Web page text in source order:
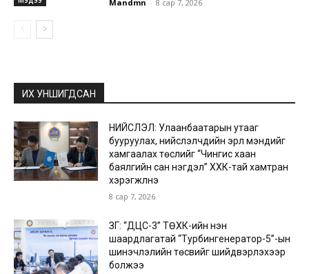
Mandmn - 8 сар 7, 2026
ИХ УНШИГДСАН
НИЙСЛЭЛ: Улаанбаатарын утааг
бууруулах, нийслэлчүүдийн эрүүл мэндийг
хамгаалах төслийг “Чингис хаан
баялгийн сан нэгдэл” ХХК-тай хамтран
хэрэгжүүлнэ
8 сар 7, 2026
ЗГ: “ДЦС-3” ТӨХК-ийн нэн
шаардлагатай “Турбингенератор-5”-ын
шинэчлэлийн төсвийг шийдвэрлэхээр
болжээ